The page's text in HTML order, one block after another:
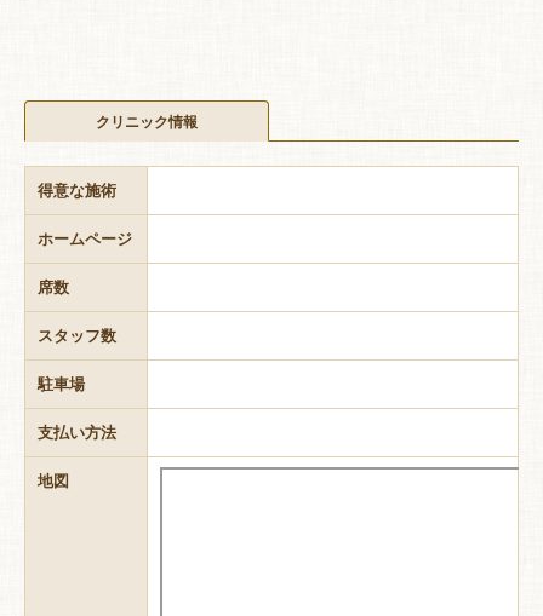
クリニック情報
得意な施術
ホームページ
席数
スタッフ数
駐車場
支払い方法
地図